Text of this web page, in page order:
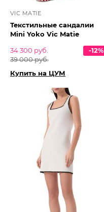
VIC MATIE
Текстильные сандалии
Mini Yoko Vic Matie
34 300 руб.
39 000 руб.
-12%
Купить на ЦУМ